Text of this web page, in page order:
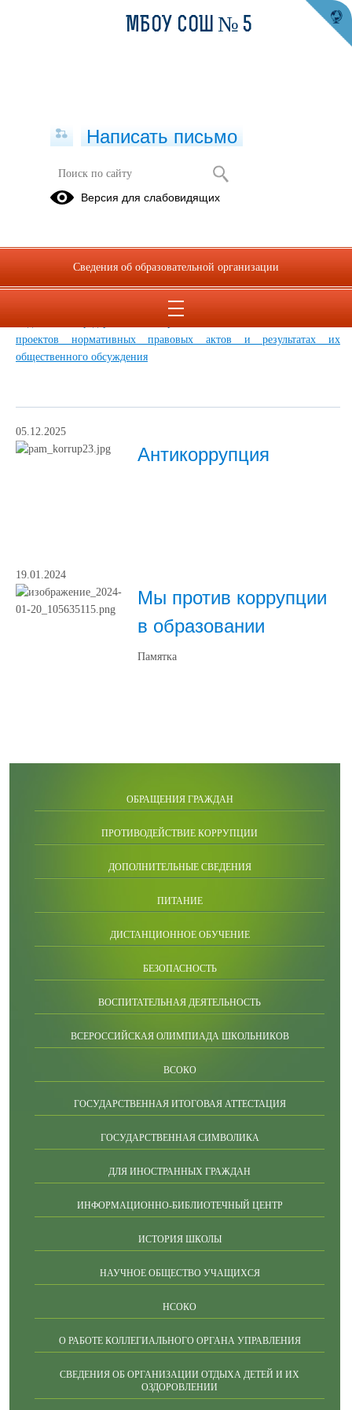
Антикоррупционная экспертиза
Официальный сайт, созданный для размещения информации о
проектов нормативных правовых актов и результатах их
общественного обсуждения
05.12.2025
Антикоррупция
19.01.2024
Мы против коррупции
в образовании
Памятка
ОБРАЩЕНИЯ ГРАЖДАН
ПРОТИВОДЕЙСТВИЕ КОРРУПЦИИ
ДОПОЛНИТЕЛЬНЫЕ СВЕДЕНИЯ
ПИТАНИЕ
ДИСТАНЦИОННОЕ ОБУЧЕНИЕ
БЕЗОПАСНОСТЬ
ВОСПИТАТЕЛЬНАЯ ДЕЯТЕЛЬНОСТЬ
ВСЕРОССИЙСКАЯ ОЛИМПИАДА ШКОЛЬНИКОВ
ВСОКО
ГОСУДАРСТВЕННАЯ ИТОГОВАЯ АТТЕСТАЦИЯ
ГОСУДАРСТВЕННАЯ СИМВОЛИКА
ДЛЯ ИНОСТРАННЫХ ГРАЖДАН
ИНФОРМАЦИОННО-БИБЛИОТЕЧНЫЙ ЦЕНТР
ИСТОРИЯ ШКОЛЫ
НАУЧНОЕ ОБЩЕСТВО УЧАЩИХСЯ
НСОКО
О РАБОТЕ КОЛЛЕГИАЛЬНОГО ОРГАНА УПРАВЛЕНИЯ
СВЕДЕНИЯ ОБ ОРГАНИЗАЦИИ ОТДЫХА ДЕТЕЙ И ИХ
ОЗДОРОВЛЕНИИ
МБОУ СОШ № 5
Написать письмо
Версия для слабовидящих
Сведения об образовательной организации